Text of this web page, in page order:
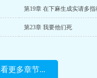
第19章 在下麻生成实请多指
第23章 我要他们死
更多章节...